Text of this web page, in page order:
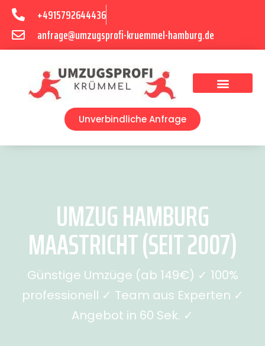
+4915792644436
anfrage@umzugsprofi-kruemmel-hamburg.de
Unverbindliche Anfrage
UMZUG HAMBURG
MAASTRICHT (SEIT 2007)
Günstige Umzüge (ab 149€) ✓ 100%
professionell ✓ Team aus Experten ✓
Angebot in 60 Sek. ✓